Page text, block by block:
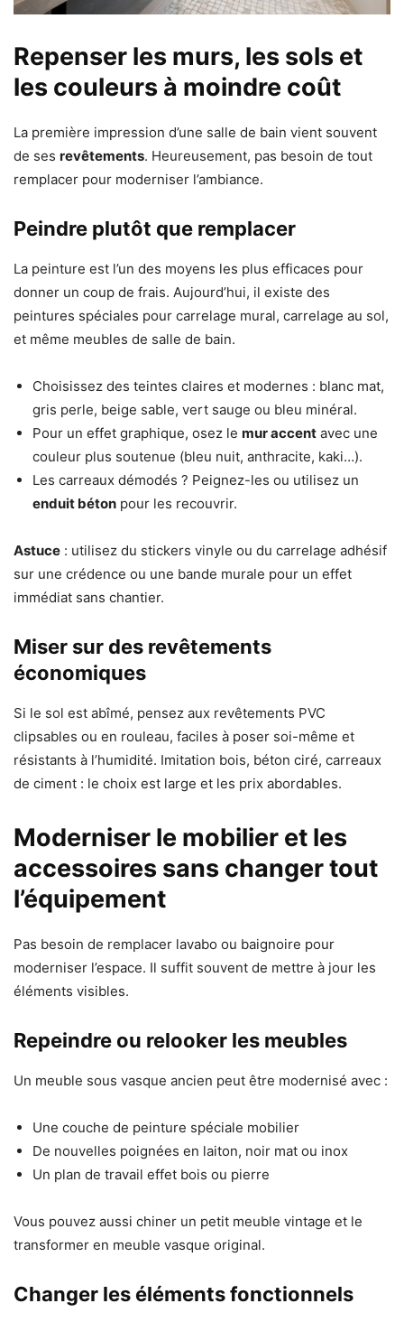
Repenser les murs, les sols et
les couleurs à moindre coût
La première impression d’une salle de bain vient souvent
de ses revêtements. Heureusement, pas besoin de tout
remplacer pour moderniser l’ambiance.
Peindre plutôt que remplacer
La peinture est l’un des moyens les plus efficaces pour
donner un coup de frais. Aujourd’hui, il existe des
peintures spéciales pour carrelage mural, carrelage au sol,
et même meubles de salle de bain.
Choisissez des teintes claires et modernes : blanc mat,
gris perle, beige sable, vert sauge ou bleu minéral.
Pour un effet graphique, osez le mur accent avec une
couleur plus soutenue (bleu nuit, anthracite, kaki…).
Les carreaux démodés ? Peignez-les ou utilisez un
enduit béton pour les recouvrir.
Astuce : utilisez du stickers vinyle ou du carrelage adhésif
sur une crédence ou une bande murale pour un effet
immédiat sans chantier.
Miser sur des revêtements
économiques
Si le sol est abîmé, pensez aux revêtements PVC
clipsables ou en rouleau, faciles à poser soi-même et
résistants à l’humidité. Imitation bois, béton ciré, carreaux
de ciment : le choix est large et les prix abordables.
Moderniser le mobilier et les
accessoires sans changer tout
l’équipement
Pas besoin de remplacer lavabo ou baignoire pour
moderniser l’espace. Il suffit souvent de mettre à jour les
éléments visibles.
Repeindre ou relooker les meubles
Un meuble sous vasque ancien peut être modernisé avec :
Une couche de peinture spéciale mobilier
De nouvelles poignées en laiton, noir mat ou inox
Un plan de travail effet bois ou pierre
Vous pouvez aussi chiner un petit meuble vintage et le
transformer en meuble vasque original.
Changer les éléments fonctionnels